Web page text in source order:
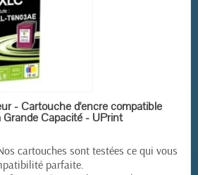
EN STOCK
- Cartouche d'encre compatible
Grande Capacité - UPrint
cartouches sont testées ce qui vous
parfaite.